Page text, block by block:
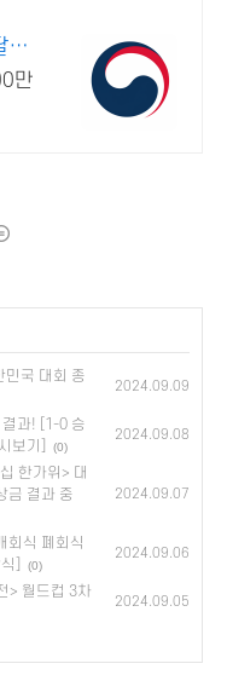
오
만
민국 대회 종
2024.09.09
결과! [1-0 승
보기]
(0)
2024.09.08
한가위> 대
금 결과 중
2024.09.07
회식 폐회식
]
(0)
2024.09.06
> 월드컵 3차
2024.09.05